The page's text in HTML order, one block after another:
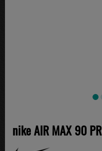
nike AIR MAX 90